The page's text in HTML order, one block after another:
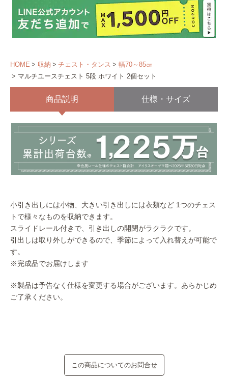
HOME 収納 チェスト・タンス
幅70～85㎝
マルチユースチェスト 5段 ホワイト 2個セット
商品説明 仕様・サイズ
小引き出しには小物、大きい引き出しには衣類など 1つのチェス
トで様々なものを収納できます。
スライドレール付きで、引き出しの開閉がラクラクです。
引出しは取り外しができるので、季節によって入れ替えが可能で
す。
※完成品でお届けします
※製品は予告なく仕様を変更する場合がございます。あらかじめ
ご了承ください。
この商品についてのお問合せ